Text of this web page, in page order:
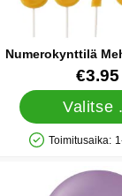
Numerokynttilä
Tuote.nro 84217
€3.95
Valitse
Saatavuus:
Toimitusaika:
Merkitse violetit